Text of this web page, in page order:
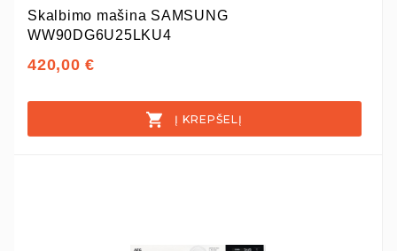
Skalbimo mašina SAMSUNG
WW90DG6U25LKU4
420,00 €
Į KREPŠELĮ